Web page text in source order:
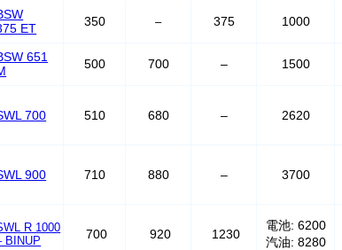
ET
350 – 375 1000
651
500 700 – 1500
700 510 680 – 2620
900 710 880 – 3700
R 1000
BINUP
700 920 1230
電池: 6200
汽油: 8280